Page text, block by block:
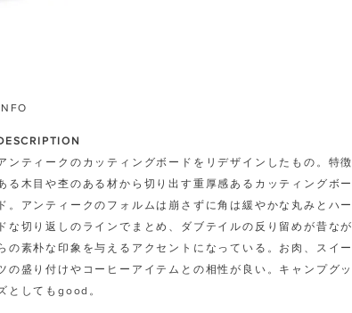
ンティークのカッティングボードをリデザインしたもの。特徴
る木目や杢のある材から切り出す重厚感あるカッティングボー
ド。アンティークのフォルムは崩さずに角は緩やかな丸みとハー
ドな切り返しのラインでまとめ、ダブテイルの反り留めが昔なが
の素朴な印象を与えるアクセントになっている。お肉、スイー
の盛り付けやコーヒーアイテムとの相性が良い。キャンプグッ
としてもgood。